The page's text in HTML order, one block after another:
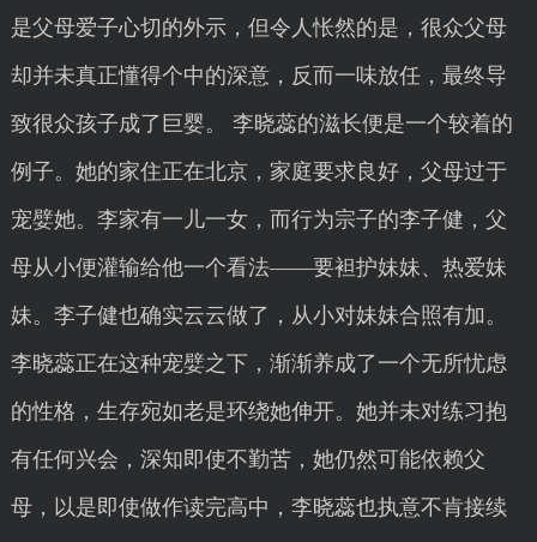
是父母爱子心切的外示，但令人怅然的是，很众父母
却并未真正懂得个中的深意，反而一味放任，最终导
致很众孩子成了巨婴。 李晓蕊的滋长便是一个较着的
例子。她的家住正在北京，家庭要求良好，父母过于
宠嬖她。李家有一儿一女，而行为宗子的李子健，父
母从小便灌输给他一个看法——要袒护妹妹、热爱妹
妹。李子健也确实云云做了，从小对妹妹合照有加。
李晓蕊正在这种宠嬖之下，渐渐养成了一个无所忧虑
的性格，生存宛如老是环绕她伸开。她并未对练习抱
有任何兴会，深知即使不勤苦，她仍然可能依赖父
母，以是即使做作读完高中，李晓蕊也执意不肯接续